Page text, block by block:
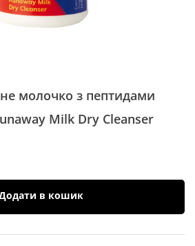
молочко з пептидами
Milk Dry Cleanser
в кошик